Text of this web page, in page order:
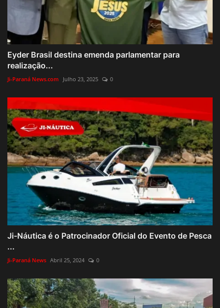
Eyder Brasil destina emenda parlamentar para
realização...
Ji-Paraná News.com Julho 23, 2025 0
Ji-Náutica é o Patrocinador Oficial do Evento de Pesca
...
Ji-Paraná News Abril 25, 2024 0